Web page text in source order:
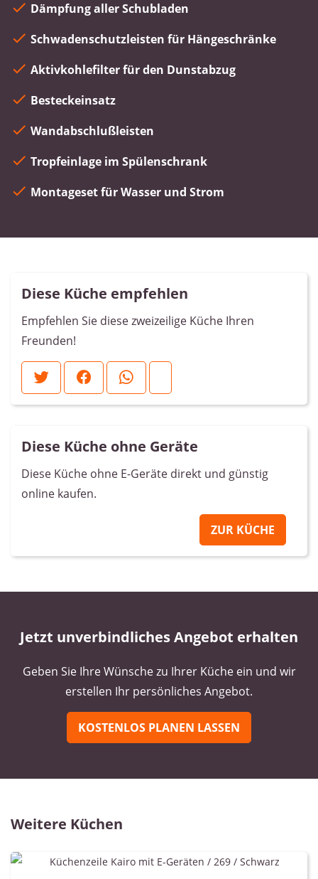
Dämpfung aller Schubladen
Schwadenschutzleisten für Hängeschränke
Aktivkohlefilter für den Dunstabzug
Besteckeinsatz
Wandabschlußleisten
Tropfeinlage im Spülenschrank
Montageset für Wasser und Strom
Diese Küche empfehlen
Empfehlen Sie diese zweizeilige Küche Ihren
Freunden!
Diese Küche ohne Geräte
Diese Küche ohne E-Geräte direkt und günstig
online kaufen.
ZUR KÜCHE
Jetzt unverbindliches Angebot erhalten
Geben Sie Ihre Wünsche zu Ihrer Küche ein und wir
erstellen Ihr persönliches Angebot.
KOSTENLOS PLANEN LASSEN
Weitere Küchen